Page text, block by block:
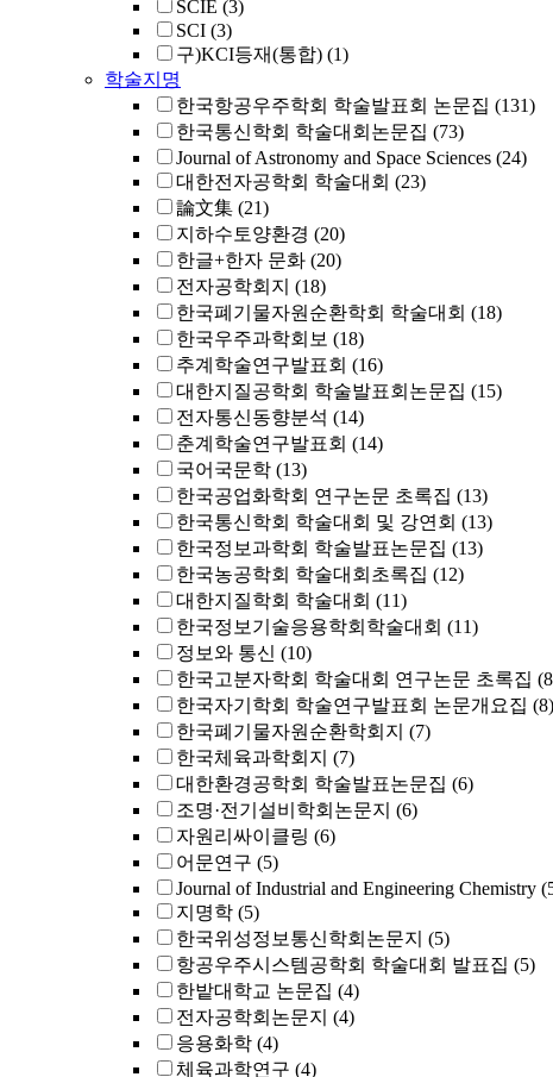
SCIE (3)
SCI (3)
구)KCI등재(통합) (1)
학술지명
한국항공우주학회 학술발표회 논문집 (131)
한국통신학회 학술대회논문집 (73)
Journal of Astronomy and Space Sciences (24)
대한전자공학회 학술대회 (23)
論文集 (21)
지하수토양환경 (20)
한글+한자 문화 (20)
전자공학회지 (18)
한국폐기물자원순환학회 학술대회 (18)
한국우주과학회보 (18)
추계학술연구발표회 (16)
대한지질공학회 학술발표회논문집 (15)
전자통신동향분석 (14)
춘계학술연구발표회 (14)
국어국문학 (13)
한국공업화학회 연구논문 초록집 (13)
한국통신학회 학술대회 및 강연회 (13)
한국정보과학회 학술발표논문집 (13)
한국농공학회 학술대회초록집 (12)
대한지질학회 학술대회 (11)
한국정보기술응용학회학술대회 (11)
정보와 통신 (10)
한국고분자학회 학술대회 연구논문 초록집
한국자기학회 학술연구발표회 논문개요집 (8)
한국폐기물자원순환학회지 (7)
한국체육과학회지 (7)
대한환경공학회 학술발표논문집 (6)
조명·전기설비학회논문지 (6)
자원리싸이클링 (6)
어문연구 (5)
Journal of Industrial and Engineering Chemistry
지명학 (5)
한국위성정보통신학회논문지 (5)
항공우주시스템공학회 학술대회 발표집 (5)
한밭대학교 논문집 (4)
전자공학회논문지 (4)
응용화학 (4)
체육과학연구 (4)